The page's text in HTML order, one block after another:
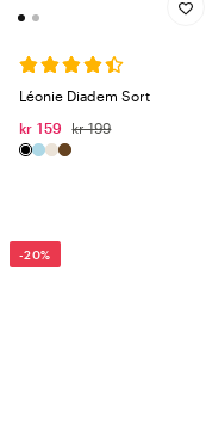
Léonie Diadem Sort
kr 159
kr 199
-20%